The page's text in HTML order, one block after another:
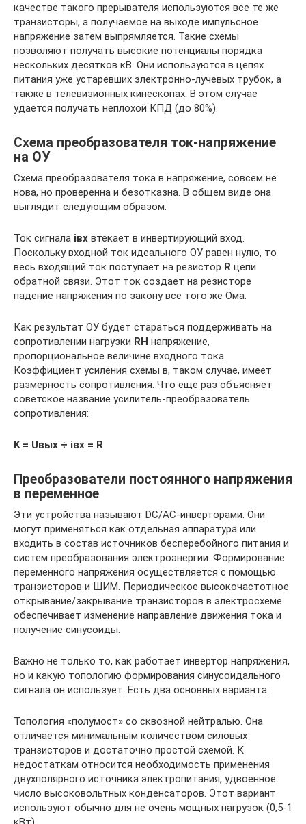
качестве такого прерывателя используются все те же
транзисторы, а получаемое на выходе импульсное
напряжение затем выпрямляется. Такие схемы
позволяют получать высокие потенциалы порядка
нескольких десятков кВ. Они используются в цепях
питания уже устаревших электронно-лучевых трубок, а
также в телевизионных кинескопах. В этом случае
удается получать неплохой КПД (до 80%).
Схема преобразователя ток-напряжение
на ОУ
Схема преобразователя тока в напряжение, совсем не
нова, но проверенна и безотказна. В общем виде она
выглядит следующим образом:
Ток сигнала iвх втекает в инвертирующий вход.
Поскольку входной ток идеального ОУ равен нулю, то
весь входящий ток поступает на резистор R цепи
обратной связи. Этот ток создает на резисторе
падение напряжения по закону все того же Ома.
Как результат ОУ будет стараться поддерживать на
сопротивлении нагрузки RН напряжение,
пропорциональное величине входного тока.
Коэффициент усиления схемы в, таком случае, имеет
размерность сопротивления. Что еще раз объясняет
советское название усилитель-преобразователь
сопротивления:
K = Uвых ÷ iвх = R
Преобразователи постоянного напряжения
в переменное
Эти устройства называют DC/AC‑инверторами. Они
могут применяться как отдельная аппаратура или
входить в состав источников бесперебойного питания и
систем преобразования электроэнергии. Формирование
переменного напряжения осуществляется с помощью
транзисторов и ШИМ. Периодическое высокочастотное
открывание/закрывание транзисторов в электросхеме
обеспечивает изменение направление движения тока и
получение синусоиды.
Важно не только то, как работает инвертор напряжения,
но и какую топологию формирования синусоидального
сигнала он использует. Есть два основных варианта:
Топология «полумост» со сквозной нейтралью. Она
отличается минимальным количеством силовых
транзисторов и достаточно простой схемой. К
недостаткам относится необходимость применения
двухполярного источника электропитания, удвоенное
число высоковольтных конденсаторов. Этот вариант
используют обычно для не очень мощных нагрузок (0,5-1